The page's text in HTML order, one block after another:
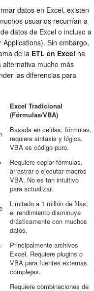
datos en Excel, existen
usuarios recurrían a
datos de Excel o incluso a
Sin embargo,
de la ETL en Excel ha
mucho más
las diferencias para
Excel Tradicional
(Fórmulas/VBA)
Basada en celdas, fórmulas,
requiere sintaxis y lógica.
VBA es código puro.
Requiere copiar fórmulas,
arrastrar o ejecutar macros
VBA. No es tan intuitivo
para actualizar.
Limitado a 1 millón de filas;
el rendimiento disminuye
drásticamente con muchos
datos.
Principalmente archivos
Excel. Requiere plugins o
VBA para fuentes externas
complejas.
Requiere combinaciones de